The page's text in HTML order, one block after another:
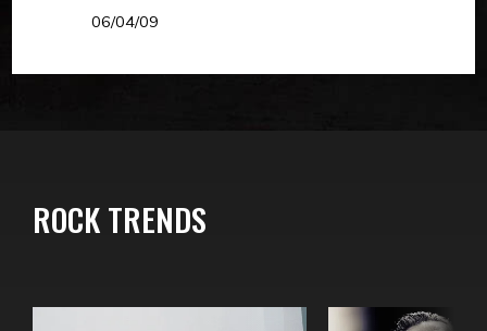
06/04/09
ROCK TRENDS